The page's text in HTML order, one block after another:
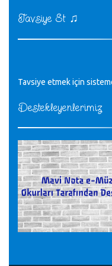
CÜNEYT BALKIZ -
Tavsiye Et ♫
Tavsiye etmek için
Destekleyenlerimiz